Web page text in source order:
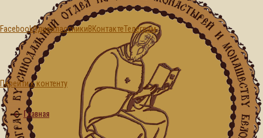
FacebookОдноклассникиВКонтактеТелеграм
Перейти к контенту
Главная
Гомельская
епархия